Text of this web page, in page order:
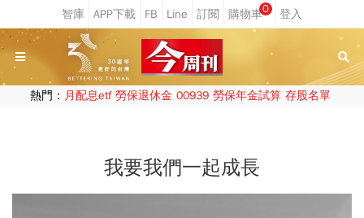
0
熱門： 月配息etf 勞保退休金 00939 勞保年金試算 存股名單
我要我們一起成長